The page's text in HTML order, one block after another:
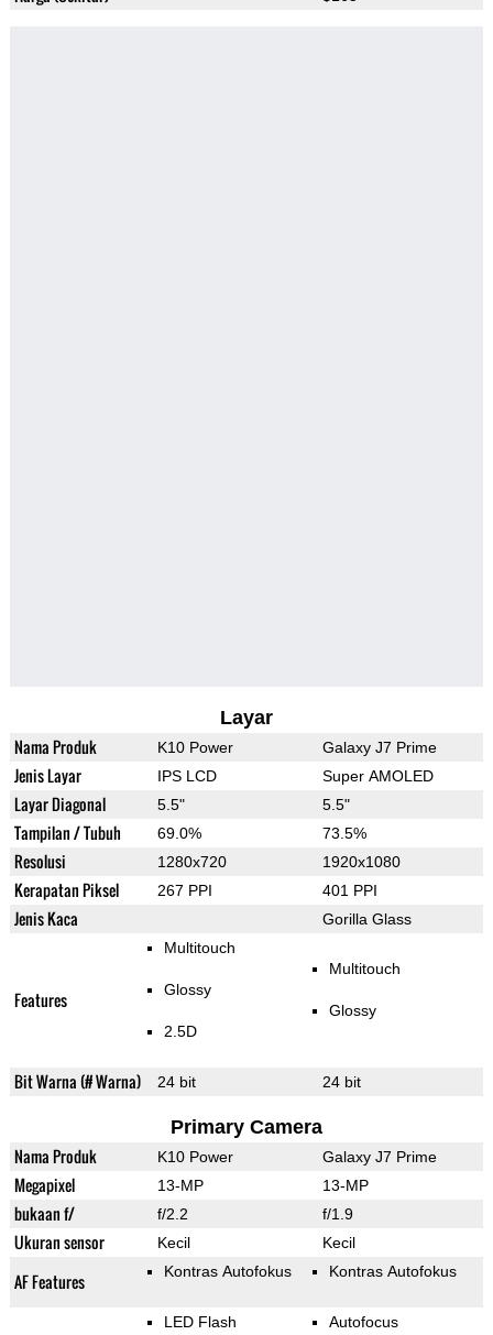
Layar
Nama Produk K10 Power Galaxy J7 Prime
Jenis Layar IPS LCD Super AMOLED
Layar Diagonal 5.5" 5.5"
Tampilan / Tubuh 69.0% 73.5%
Resolusi 1280x720 1920x1080
Kerapatan Piksel 267 PPI 401 PPI
Jenis Kaca Gorilla Glass
Features
Multitouch
Glossy
2.5D
Multitouch
Glossy
Bit Warna (# Warna) 24 bit 24 bit
Primary Camera
Nama Produk K10 Power Galaxy J7 Prime
Megapixel 13-MP 13-MP
bukaan f/ f/2.2 f/1.9
Ukuran sensor Kecil Kecil
AF Features Kontras Autofokus Kontras Autofokus
LED Flash Autofocus